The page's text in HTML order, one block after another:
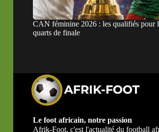
CAN féminine 2026 : les qualifiés pour
quarts de finale
Le foot africain, notre passion
Afrik-Foot, c'est l'actualité du football